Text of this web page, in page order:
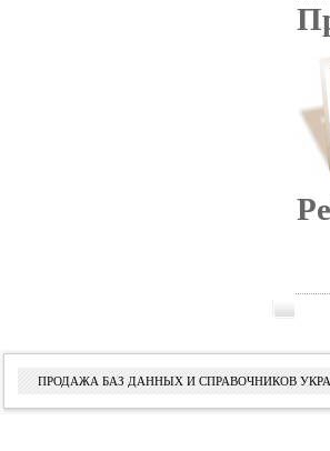
ПРОДАЖА БАЗ ДАННЫХ И СПРАВОЧНИКОВ